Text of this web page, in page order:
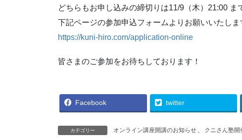
どちらもお申し込みの締切りは11/9（木）21:00 ま
下記ページの参加申込フォームよりお願いいたしま
https://kuni-hiro.com/application-online
皆さまのご参加をお待ちしております！
Facebook twitter
カテゴリー オンライン講座開講のお知らせ 、 クニさん塾